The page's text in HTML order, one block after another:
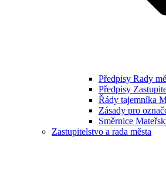
Předpisy Rady
Předpisy
Řády tajemníka
Zásady pro
Směrnice
Zastupitelstvo a rada města